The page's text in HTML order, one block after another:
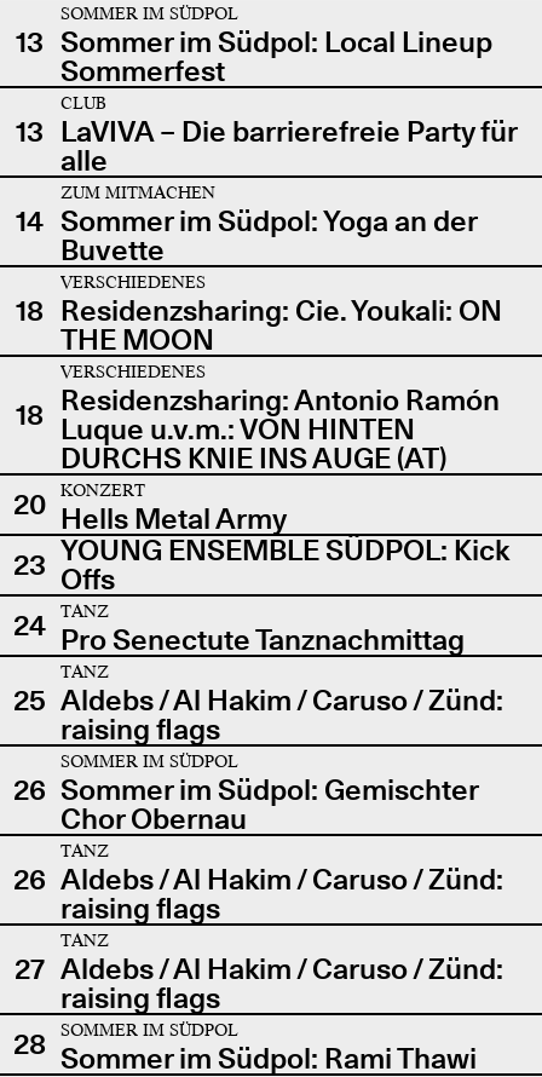
13
SOMMER IM SÜDPOL
Sommer im Südpol: Local Lineup
Sommerfest
13
CLUB
LaVIVA – Die barrierefreie Party für
alle
14
ZUM MITMACHEN
Sommer im Südpol: Yoga an der
Buvette
18
VERSCHIEDENES
Residenzsharing: Cie. Youkali: ON
THE MOON
18
VERSCHIEDENES
Residenzsharing: Antonio Ramón
Luque u.v.m.: VON HINTEN
DURCHS KNIE INS AUGE (AT)
20
KONZERT
Hells Metal Army
23 YOUNG ENSEMBLE SÜDPOL: Kick
Offs
24
TANZ
Pro Senectute Tanznachmittag
25
TANZ
Aldebs / Al Hakim / Caruso / Zünd:
raising flags
26
SOMMER IM SÜDPOL
Sommer im Südpol: Gemischter
Chor Obernau
26
TANZ
Aldebs / Al Hakim / Caruso / Zünd:
raising flags
27
TANZ
Aldebs / Al Hakim / Caruso / Zünd:
raising flags
28
SOMMER IM SÜDPOL
Sommer im Südpol: Rami Thawi